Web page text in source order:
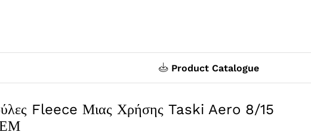
Product Catalogue
Fleece Μιας Χρήσης Taski Aero 8/15